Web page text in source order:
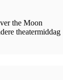
the Moon
theatermiddag